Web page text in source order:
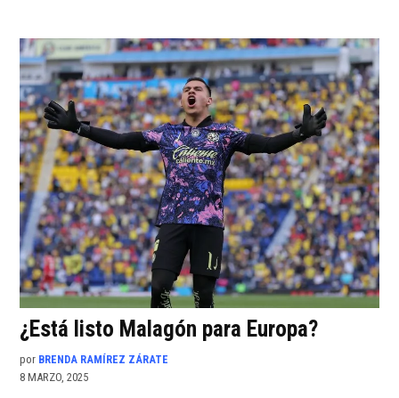
¿Está listo Malagón para Europa?
por BRENDA RAMÍREZ ZÁRATE
8 MARZO, 2025